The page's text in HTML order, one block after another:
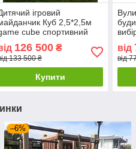
ігровий
Куб 2,5*2,5м
cube спортивний
комплекс вуличний
комплекс
126 500₴
133 500 ₴
Купити
від
від
–6%